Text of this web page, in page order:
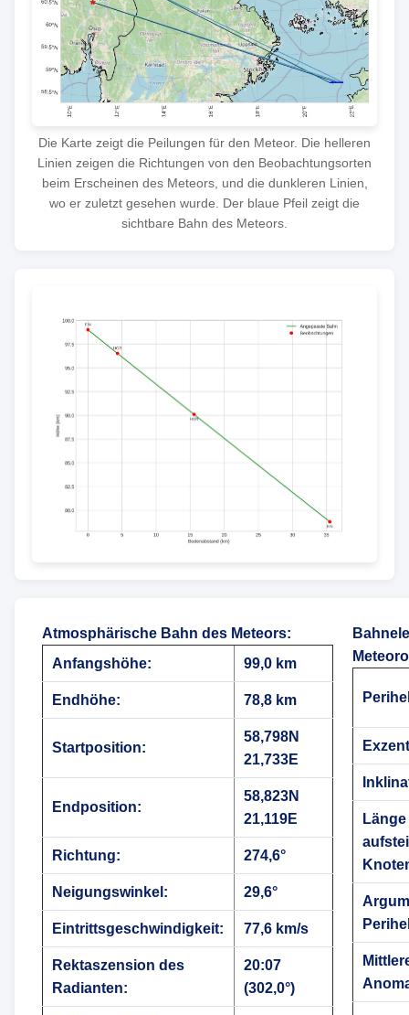
Die Karte zeigt die Peilungen für den Meteor. Die helleren
Linien zeigen die Richtungen von den Beobachtungsorten
beim Erscheinen des Meteors, und die dunkleren Linien,
wo er zuletzt gesehen wurde. Der blaue Pfeil zeigt die
sichtbare Bahn des Meteors.
Atmosphärische Bahn des Meteors:
Anfangshöhe:
99,0 km
Endhöhe: 78,8 km
Startposition:
58,798N
21,733E
Endposition:
58,823N
21,119E
Richtung: 274,6°
Neigungswinkel: 29,6°
Eintrittsgeschwindigkeit: 77,6 km/s
Rektaszension des
Radianten:
20:07
(302,0°)